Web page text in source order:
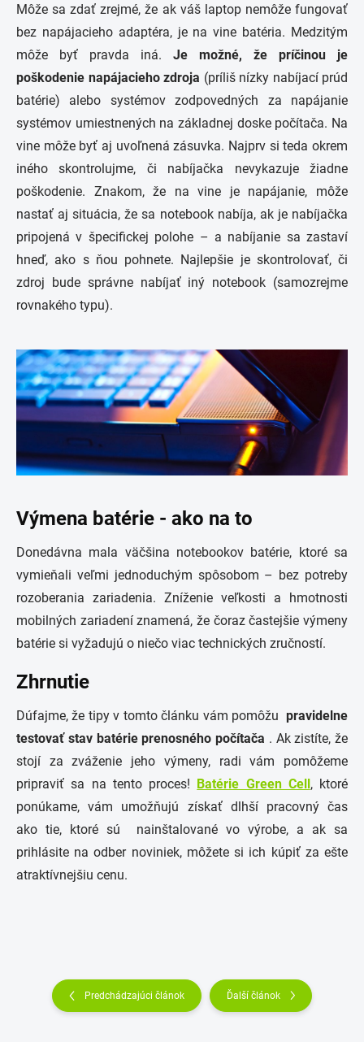
Môže sa zdať zrejmé, že ak váš laptop nemôže fungovať
bez napájacieho adaptéra, je na vine batéria. Medzitým
môže byť pravda iná. Je možné, že príčinou je
poškodenie napájacieho zdroja (príliš nízky nabíjací prúd
batérie) alebo systémov zodpovedných za napájanie
systémov umiestnených na základnej doske počítača. Na
vine môže byť aj uvoľnená zásuvka. Najprv si teda okrem
iného skontrolujme, či nabíjačka nevykazuje žiadne
poškodenie. Znakom, že na vine je napájanie, môže
nastať aj situácia, že sa notebook nabíja, ak je nabíjačka
pripojená v špecifickej polohe – a nabíjanie sa zastaví
hneď, ako s ňou pohnete. Najlepšie je skontrolovať, či
zdroj bude správne nabíjať iný notebook (samozrejme
rovnakého typu).
Výmena batérie - ako na to
Donedávna mala väčšina notebookov batérie, ktoré sa
vymieňali veľmi jednoduchým spôsobom – bez potreby
rozoberania zariadenia. Zníženie veľkosti a hmotnosti
mobilných zariadení znamená, že čoraz častejšie výmeny
batérie si vyžadujú o niečo viac technických zručností.
Zhrnutie
Dúfajme, že tipy v tomto článku vám pomôžu pravidelne
testovať stav batérie prenosného počítača . Ak zistíte, že
stojí za zváženie jeho výmeny, radi vám pomôžeme
pripraviť sa na tento proces! Batérie Green Cell, ktoré
ponúkame, vám umožňujú získať dlhší pracovný čas
ako tie, ktoré sú nainštalované vo výrobe, a ak sa
prihlásite na odber noviniek, môžete si ich kúpiť za ešte
atraktívnejšiu cenu.
Predchádzajúci článok Ďalší článok